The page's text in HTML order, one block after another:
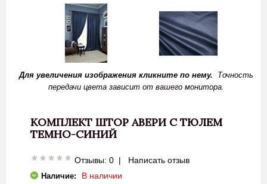
Для увеличения изображения кликните по нему. Точность
передачи цвета зависит от вашего монитора.
КОМПЛЕКТ ШТОР АВЕРИ С ТЮЛЕМ
ТЕМНО-СИНИЙ
Отзывы: 0 | Написать отзыв
Наличие: В наличии